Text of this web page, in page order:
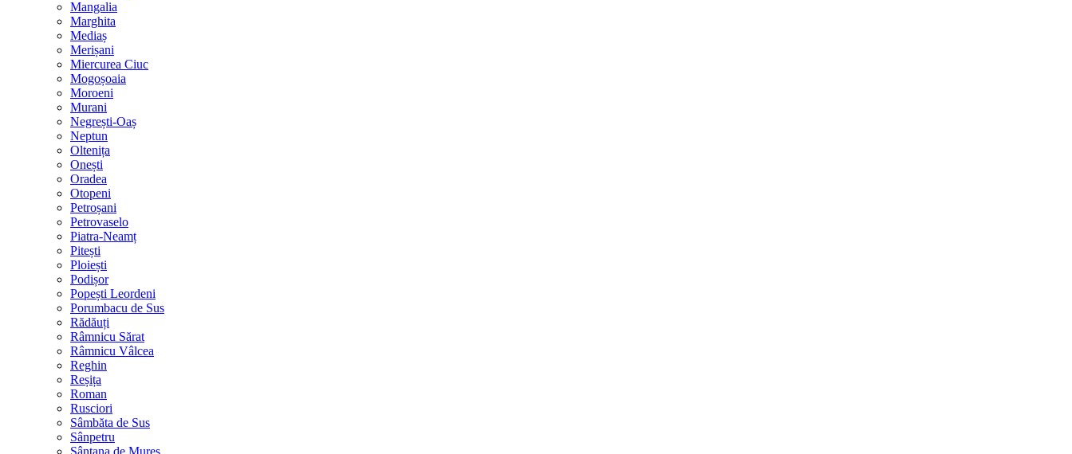
Mangalia
Marghita
Mediaș
Merișani
Miercurea Ciuc
Mogoșoaia
Moroeni
Murani
Negrești-Oaș
Neptun
Oltenița
Onești
Oradea
Otopeni
Petroșani
Petrovaselo
Piatra-Neamț
Pitești
Ploiești
Podișor
Popești Leordeni
Porumbacu de Sus
Rădăuți
Râmnicu Sărat
Râmnicu Vâlcea
Reghin
Reșița
Roman
Rusciori
Sâmbăta de Sus
Sânpetru
Sântana de Mureș